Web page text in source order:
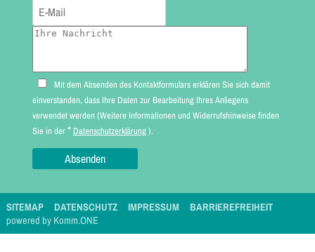
Mit dem Absenden des Kontaktformulars erklären Sie sich damit
einverstanden, dass Ihre Daten zur Bearbeitung Ihres Anliegens
verwendet werden (Weitere Informationen und Widerrufshinweise finden
Sie in der* Datenschutzerklärung).
SITEMAP DATENSCHUTZ IMPRESSUM
BARRIEREFREIHEIT
powered by Komm.ONE